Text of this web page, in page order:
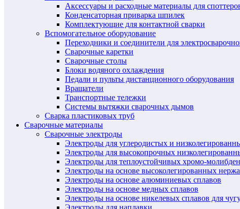
Аксессуары и расходные материалы для
Конденсаторная приварка шпилек
Комплектующие для контактной сварки
Вспомогательное оборудование
Переходники и соединители для
Сварочные каретки
Сварочные столы
Блоки водяного охлаждения
Педали и пульты дистанционного оборудования
Вращатели
Транспортные тележки
Системы вытяжки сварочных дымов
Сварка пластиковых труб
Сварочные материалы
Сварочные электроды
Электроды для углеродистых и
Электроды для высокопрочных
Электроды для теплоустойчивых хромо-
Электроды на основе высоколегированных
Электроды на основе алюминиевых сплавов
Электроды на основе медных сплавов
Электроды на основе никелевых сплавов для
Электроды для наплавки